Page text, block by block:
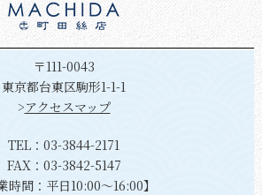
〒111-0043
東京都台東区駒形1-1-1
>アクセスマップ
TEL： 03-3844-2171
FAX：03-3842-5147
時間：平日10:00～16:00】